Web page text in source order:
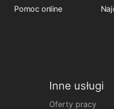
Pomoc online
Inne usługi
Oferty pracy